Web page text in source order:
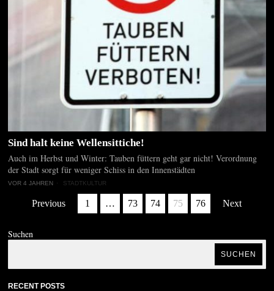
Sind halt keine Wellensittiche!
Auch im Herbst und Winter: Tauben füttern geht gar nicht! Verordnung
der Stadt sorgt für weniger Schiss in den Innenstädten
VOR 4 JAHREN STADTKULTUR
Previous 1 … 73 74 75 76 Next
Suchen
SUCHEN
RECENT POSTS